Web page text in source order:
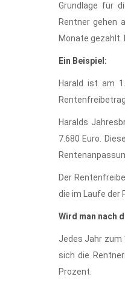
Grundlage für
Rentner gehen
Monate gezahlt.
Ein Beispiel:
Harald ist am
Haralds
7.680 Euro.
Der
die im Laufe der
Wird man nach
Jedes Jahr zum
sich die
Prozent.